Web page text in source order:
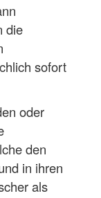
die
sofort
oder
den
in ihren
als